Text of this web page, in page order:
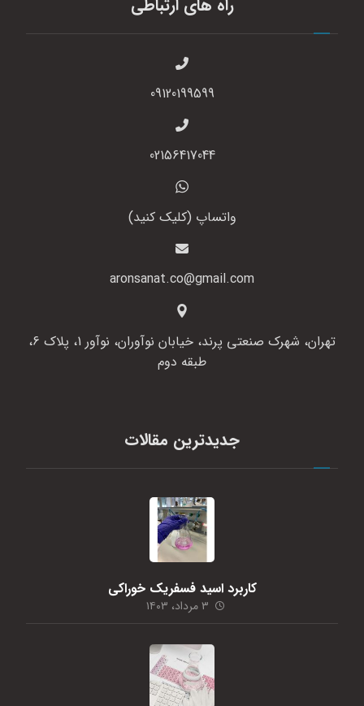
راه های ارتباطی
09120199599
02156417044
واتساپ (کلیک کنید)
aronsanat.co@gmail.com
تهران، شهرک صنعتی پرند، خیابان نوآوران، نوآور 1، پلاک 6،
طبقه دوم
جدیدترین مقالات
کاربرد اسید فسفریک خوراکی
۳ مرداد، ۱۴۰۳